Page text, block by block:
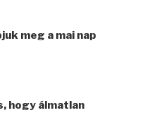
meg a mai nap
hogy álmatlan